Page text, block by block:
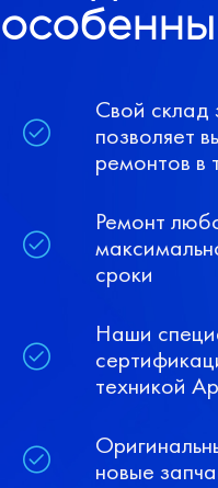
Свой склад
позволяет
ремонтов в
Ремонт
сроки
Наши
техникой
новые